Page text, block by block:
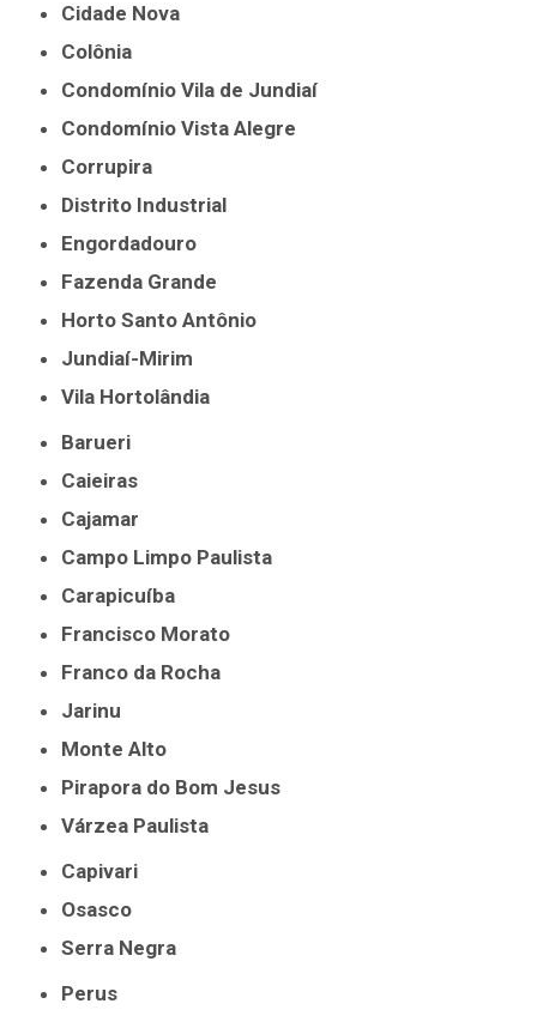
Cidade Nova
Colônia
Condomínio Vila de Jundiaí
Condomínio Vista Alegre
Corrupira
Distrito Industrial
Engordadouro
Fazenda Grande
Horto Santo Antônio
Jundiaí-Mirim
Vila Hortolândia
Barueri
Caieiras
Cajamar
Campo Limpo Paulista
Carapicuíba
Francisco Morato
Franco da Rocha
Jarinu
Monte Alto
Pirapora do Bom Jesus
Várzea Paulista
Capivari
Osasco
Serra Negra
Perus